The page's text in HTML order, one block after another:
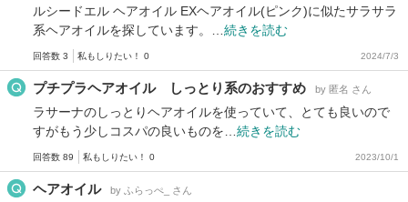
ルシードエル ヘアオイル EXヘアオイル(ピンク)に似たサラサラ
系ヘアオイルを探しています。… 続きを読む
回答数 3 私もしりたい！ 0 2024/7/3
プチプラヘアオイル しっとり系のおすすめ by 匿名 さん
ラサーナのしっとりヘアオイルを使っていて、とても良いので
すがもう少しコスパの良いものを… 続きを読む
回答数 89 私もしりたい！ 0 2023/10/1
ヘアオイル by ふらっぺ_ さん